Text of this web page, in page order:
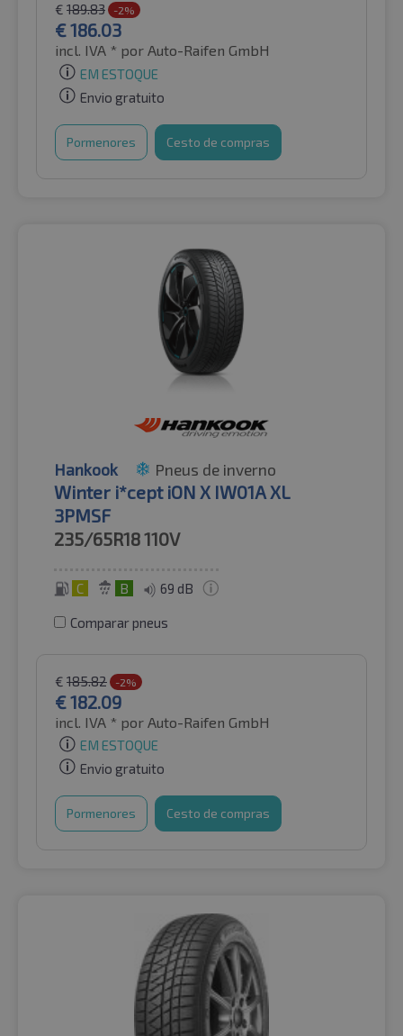
€ 189.83 -2%
€186.03
incl. IVA * por Auto-Raifen GmbH
EM ESTOQUE
Envio gratuito
Pormenores Cesto de compras
Hankook Pneus de inverno
Winter i*cept iON X IW01A XL
3PMSF
235/65R18110V
C B 69 dB
Comparar pneus
€ 185.82 -2%
€182.09
incl. IVA * por Auto-Raifen GmbH
EM ESTOQUE
Envio gratuito
Pormenores Cesto de compras